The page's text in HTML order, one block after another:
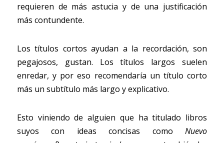
requieren de más astucia y de una justificación
más contundente.
Los títulos cortos ayudan a la recordación, son
pegajosos, gustan. Los títulos largos suelen
enredar, y por eso recomendaría un título corto
más un subtítulo más largo y explicativo.
Esto viniendo de alguien que ha titulado libros
suyos con ideas concisas como
Nuevo